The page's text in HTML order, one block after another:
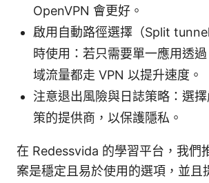
OpenVPN 會更好。
啟用自動路徑選擇（Split
時使用：若只需要單一應用透
域流量都走 VPN 以提升速度。
注意退出風險與日誌策略：選
策的提供商，以保護隱私。
在 Redessvida 的學習平台，我們
案是穩定且易於使用的選項，並且